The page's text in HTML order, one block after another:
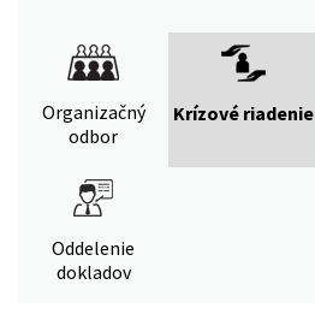
Organizačný
odbor
Krízové riadenie
Oddelenie
dokladov